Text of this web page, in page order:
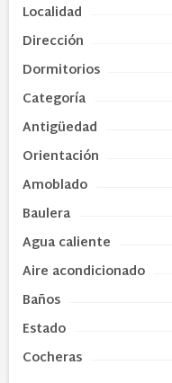
Localidad
Dirección
Dormitorios
Categoría
Antigüedad
Orientación
Amoblado
Baulera
Agua caliente
Aire acondicionado
Baños
Estado
Cocheras